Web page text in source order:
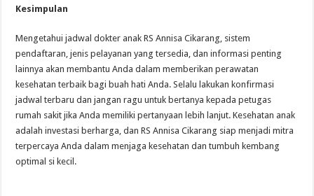
Kesimpulan
Mengetahui jadwal dokter anak RS Annisa Cikarang, sistem
pendaftaran, jenis pelayanan yang tersedia, dan informasi penting
lainnya akan membantu Anda dalam memberikan perawatan
kesehatan terbaik bagi buah hati Anda. Selalu lakukan konfirmasi
jadwal terbaru dan jangan ragu untuk bertanya kepada petugas
rumah sakit jika Anda memiliki pertanyaan lebih lanjut. Kesehatan anak
adalah investasi berharga, dan RS Annisa Cikarang siap menjadi mitra
terpercaya Anda dalam menjaga kesehatan dan tumbuh kembang
optimal si kecil.